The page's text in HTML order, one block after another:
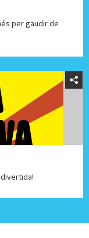
per gaudir de